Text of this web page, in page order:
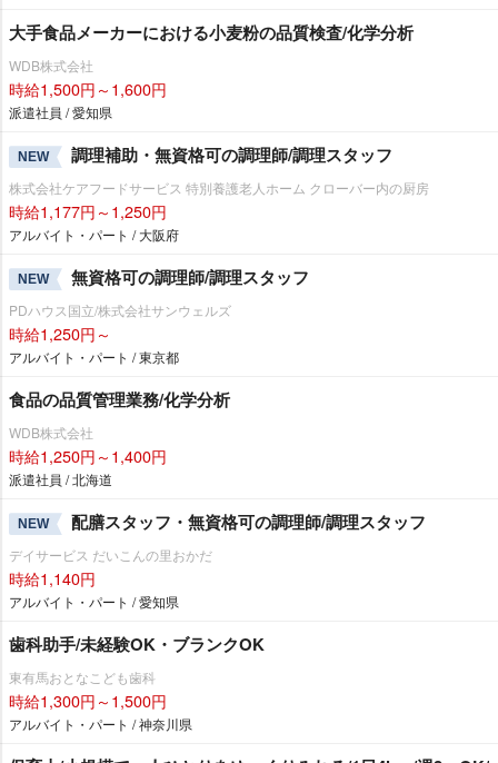
大手食品メーカーにおける小麦粉の品質検査/化学分析
WDB株式会社
時給1,500円～1,600円
派遣社員 / 愛知県
NEW 調理補助・無資格可の調理師/調理スタッフ
株式会社ケアフードサービス 特別養護老人ホーム クローバー内の厨房
時給1,177円～1,250円
アルバイト・パート / 大阪府
NEW 無資格可の調理師/調理スタッフ
PDハウス国立/株式会社サンウェルズ
時給1,250円～
アルバイト・パート / 東京都
食品の品質管理業務/化学分析
WDB株式会社
時給1,250円～1,400円
派遣社員 / 北海道
NEW 配膳スタッフ・無資格可の調理師/調理スタッフ
デイサービス だいこんの里おかだ
時給1,140円
アルバイト・パート / 愛知県
歯科助手/未経験OK・ブランクOK
東有馬おとなこども歯科
時給1,300円～1,500円
アルバイト・パート / 神奈川県